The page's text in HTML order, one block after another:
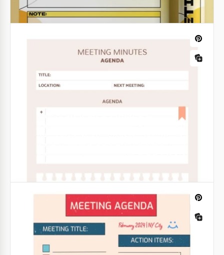
Google Docs
Note de réunion personnelle
Nous offrons un moyen simple et efficace de
prendre des notes - notre modèle de notes de
réunion!